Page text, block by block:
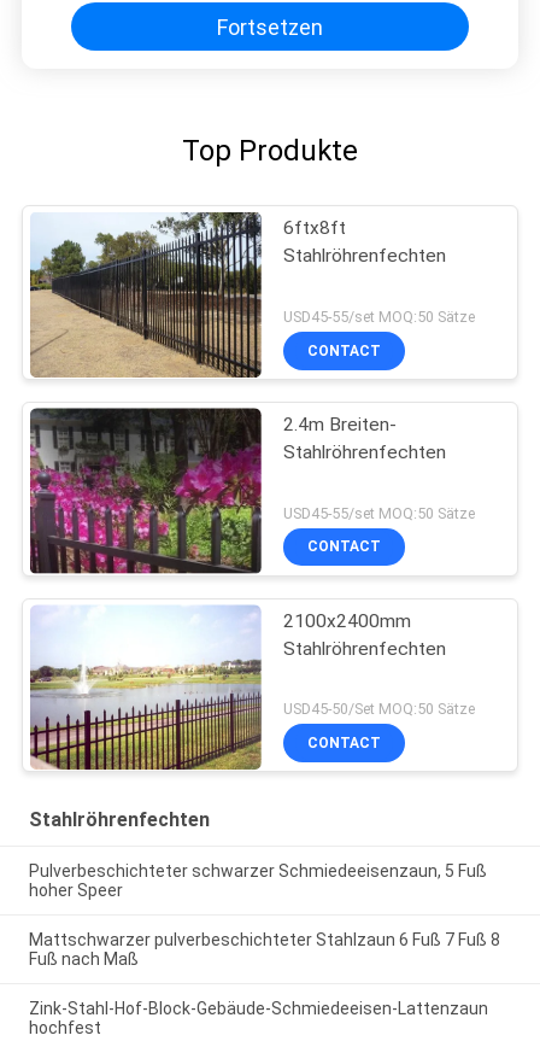
Fortsetzen
Top Produkte
6ftx8ft
Stahlröhrenfechten
USD45-55/set MOQ:50 Sätze
CONTACT
2.4m Breiten-
Stahlröhrenfechten
USD45-55/set MOQ:50 Sätze
CONTACT
2100x2400mm
Stahlröhrenfechten
USD45-50/Set MOQ:50 Sätze
CONTACT
Stahlröhrenfechten
Pulverbeschichteter schwarzer Schmiedeeisenzaun, 5 Fuß
hoher Speer
Mattschwarzer pulverbeschichteter Stahlzaun 6 Fuß 7 Fuß 8
Fuß nach Maß
Zink-Stahl-Hof-Block-Gebäude-Schmiedeeisen-Lattenzaun
hochfest